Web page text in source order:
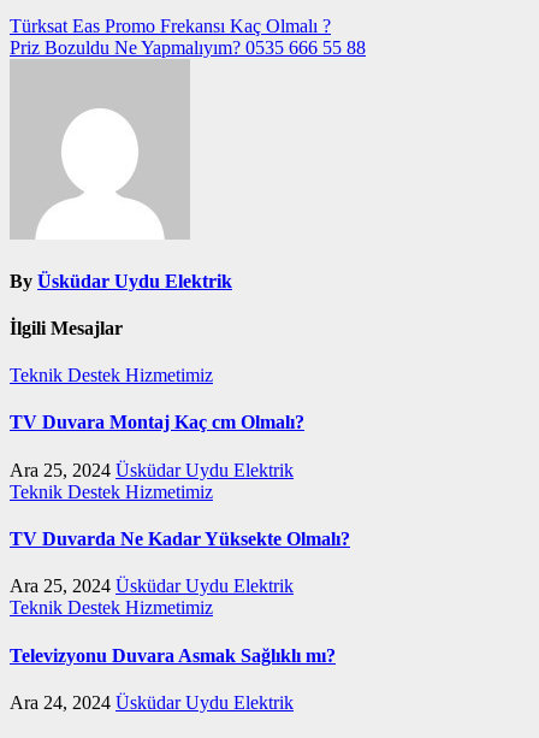
Yazı
gezinmesi
Türksat Eas Promo Frekansı Kaç Olmalı ?
Priz Bozuldu Ne Yapmalıyım? 0535 666 55 88
By Üsküdar Uydu Elektrik
İlgili Mesajlar
Teknik Destek Hizmetimiz
TV Duvara Montaj Kaç cm Olmalı?
Ara 25, 2024 Üsküdar Uydu Elektrik
Teknik Destek Hizmetimiz
TV Duvarda Ne Kadar Yüksekte Olmalı?
Ara 25, 2024 Üsküdar Uydu Elektrik
Teknik Destek Hizmetimiz
Televizyonu Duvara Asmak Sağlıklı mı?
Ara 24, 2024 Üsküdar Uydu Elektrik